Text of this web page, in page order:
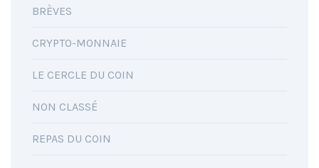
BRÈVES
CRYPTO-MONNAIE
LE CERCLE DU COIN
NON CLASSÉ
REPAS DU COIN